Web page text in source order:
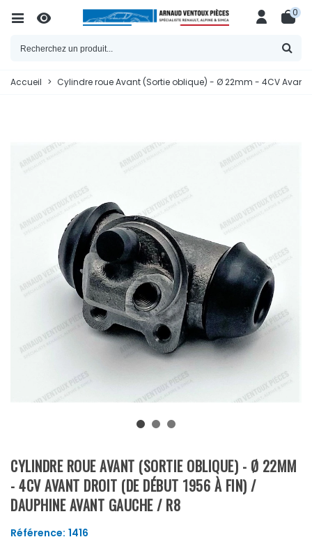
0
Accueil > Cylindre roue Avant (Sortie oblique) - Ø 22mm - 4CV Avant
CYLINDRE ROUE AVANT (SORTIE OBLIQUE) - Ø 22MM
- 4CV AVANT DROIT (DE DÉBUT 1956 À FIN) /
DAUPHINE AVANT GAUCHE / R8
Référence: 1416